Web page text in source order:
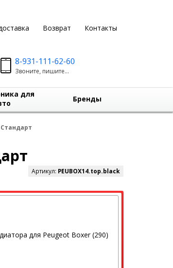
Возврат Контакты
8-931-111-62-60
Звоните, пишите...
для
Бренды
Артикул: PEUBOX14.top.black